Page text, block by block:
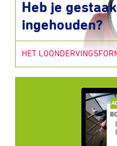
Heb je
ingehouden?
HET